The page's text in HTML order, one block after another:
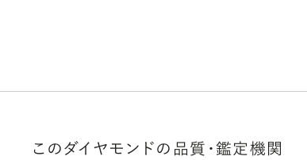
このダイヤモンドの品質・鑑定機関